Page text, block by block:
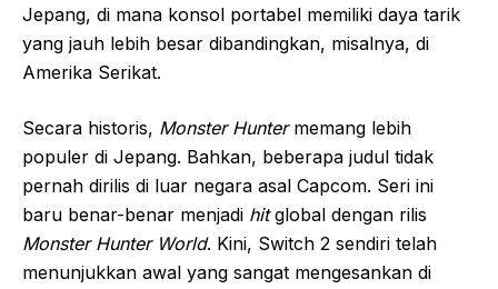
Jepang, di mana konsol portabel memiliki daya tarik
yang jauh lebih besar dibandingkan, misalnya, di
Amerika Serikat.
Secara historis, Monster Huntermemang lebih
populer di Jepang. Bahkan, beberapa judul tidak
pernah dirilis di luar negara asal Capcom. Seri ini
baru benar-benar menjadi hitglobal dengan rilis
Monster Hunter World. Kini, Switch 2 sendiri telah
menunjukkan awal yang sangat mengesankan di